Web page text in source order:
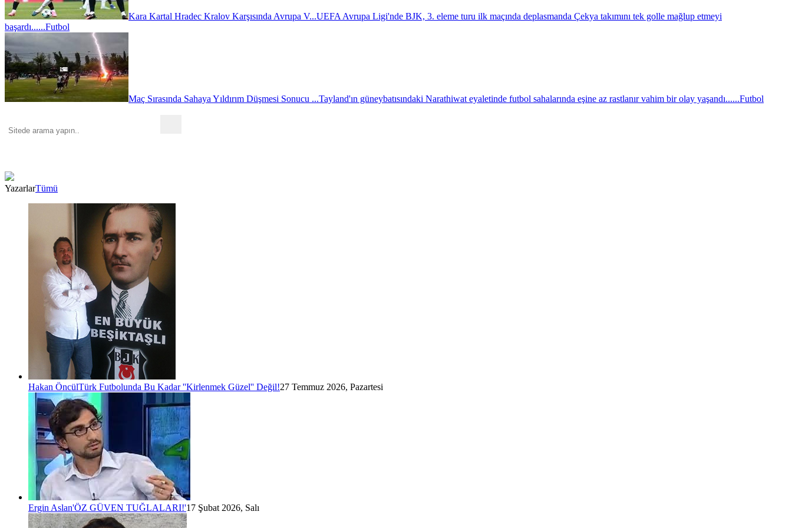
Kara Kartal Hradec Kralov Karşısında Avrupa V...UEFA Avrupa Ligi'nde BJK, 3. eleme turu ilk maçında deplasmanda Çekya takımını tek golle mağlup etmeyi
başardı......Futbol
Maç Sırasında Sahaya Yıldırım Düşmesi Sonucu ...Tayland'ın güneybatısındaki Narathiwat eyaletinde futbol sahalarında eşine az rastlanır vahim bir olay yaşandı......Futbol
YazarlarTümü
Hakan ÖncülTürk Futbolunda Bu Kadar ''Kirlenmek Güzel'' Değil!27 Temmuz 2026, Pazartesi
Ergin Aslan'ÖZ GÜVEN TUĞLALARI!'17 Şubat 2026, Salı